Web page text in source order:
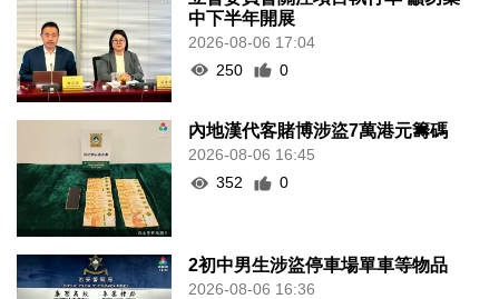
中下半年開展
2026-08-06 17:04
250
0
內地漢代客賭博涉盜7萬港元籌碼
2026-08-06 16:45
352
0
2初中男生涉盜停車場單車等物品
2026-08-06 16:36